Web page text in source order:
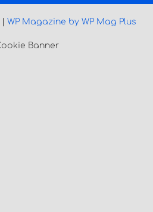
WP Magazine by WP Mag Plus
Banner